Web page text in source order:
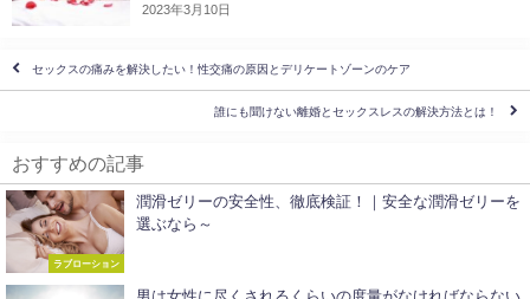
2023年3月10日
セックスの痛みを解決したい！性交痛の原因とデリケートゾーンのケア
誰にも聞けない離婚とセックスレスの解決方法とは！
おすすめの記事
ラブローション
潤滑ゼリーの安全性、徹底検証！｜安全な潤滑ゼリーを
選ぶなら～